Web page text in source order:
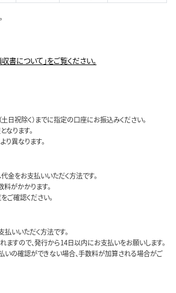
書について」をご覧ください。
日祝除く）までに指定の口座にお振込みください。
ります。
異なります。
をお支払いいただく方法です。
がかかります。
確認ください。
いいただく方法です。
すので、発行から14日以内にお支払いをお願いします。
いの確認ができない場合、手数料が加算される場合がご